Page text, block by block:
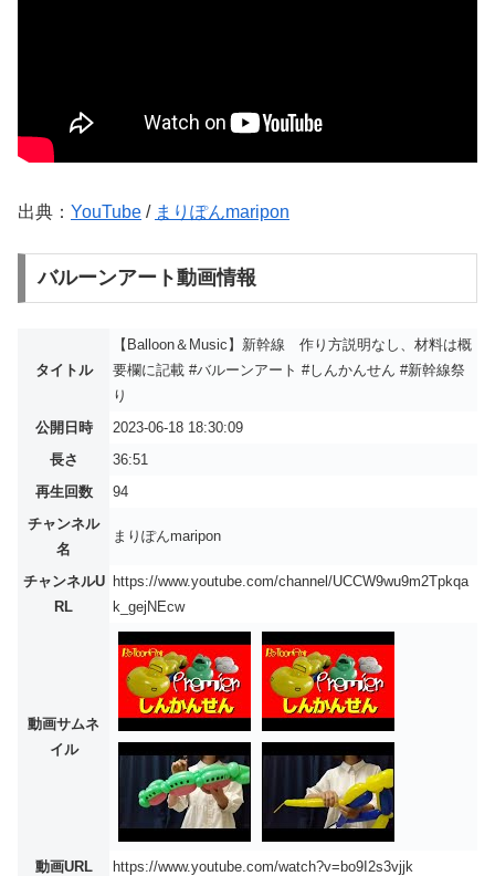
出典： YouTube / まりぽんmaripon
バルーンアート動画情報
タイトル
【Balloon＆Music】新幹線 作り方説明なし、材料は概
要欄に記載 #バルーンアート #しんかんせん #新幹線祭
り
公開日時
2023-06-18 18:30:09
長さ
36:51
再生回数
94
チャンネル
名
まりぽんmaripon
チャンネルU
RL
https://www.youtube.com/channel/UCCW9wu9m2Tpkqa
k_gejNEcw
動画サムネ
イル
動画URL https://www.youtube.com/watch?v=bo9I2s3vjjk